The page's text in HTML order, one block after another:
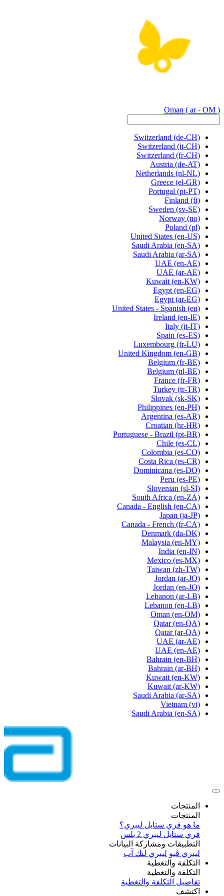
Oman ( ar - OM )
Switzerland (de-CH)
Switzerland (it-CH)
Switzerland (fr-CH)
Austria (de-AT)
Netherlands (nl-NL)
Greece (el-GR)
Portugal (pt-PT)
Finland (fi)
Sweden (sv-SE)
Norway (no)
Poland (pl)
United States (en-US)
Saudi Arabia (en-SA)
Saudi Arabia (ar-SA)
UAE (en-AE)
UAE (ar-AE)
Kuwait (en-KW)
Egypt (en-EG)
Egypt (ar-EG)
United States - Spanish (en)
Ireland (en-IE)
Italy (it-IT)
Spain (es-ES)
Luxembourg (fr-LU)
United Kingdom (en-GB)
Belgium (fr-BE)
Belgium (nl-BE)
France (fr-FR)
Turkey (tr-TR)
Slovak (sk-SK)
Philippines (en-PH)
Argentina (es-AR)
Croatian (hr-HR)
Portuguese - Brazil (pt-BR)
Chile (es-CL)
Colombia (es-CO)
Costa Rica (es-CR)
Dominicana (es-DO)
Peru (es-PE)
Slovenian (sl-SI)
South Africa (en-ZA)
Canada - English (en-CA)
Japan (ja-JP)
Canada - French (fr-CA)
Denmark (da-DK)
Malaysia (en-MY)
India (en-IN)
Mexico (es-MX)
Taiwan (zh-TW)
Jordan (ar-JO)
Jordan (en-JO)
Lebanon (ar-LB)
Lebanon (en-LB)
Oman (en-OM)
Qatar (en-QA)
Qatar (ar-QA)
UAE (ar-AE)
UAE (en-AE)
Bahrain (en-BH)
Bahrain (ar-BH)
Kuwait (en-KW)
Kuwait (ar-KW)
Saudi Arabia (ar-SA)
Vietnam (vi)
Saudi Arabia (en-SA)
المنتجات
المنتجات
ما هو فري ستايل ليبري؟
فري ستايل ليبري 2 بلس​
التطبيقات ومشاركة البيانات
ليبري ڤيو ليبري لنك آب
التكلفة والتغطية
التكلفة والتغطية
تفاصيل التكلفة والتغطية
اكتشف​